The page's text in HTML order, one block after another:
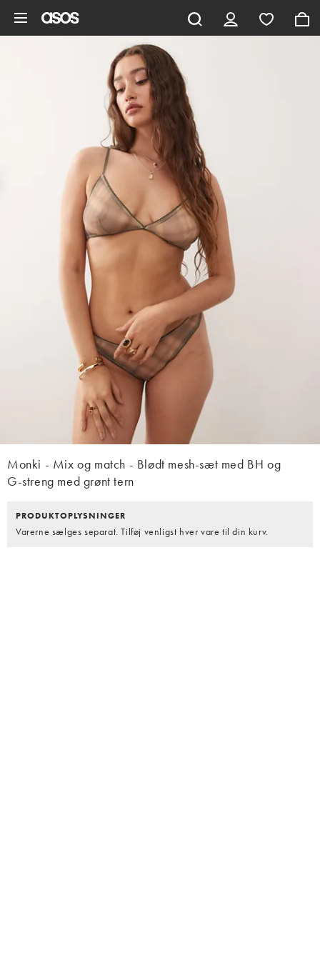
Monki - Mix og match - Blødt mesh-sæt med BH og
G-streng med grønt tern
PRODUKTOPLYSNINGER
Varerne sælges separat. Tilføj venligst hver vare til din kurv.